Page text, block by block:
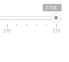
270€
270 270